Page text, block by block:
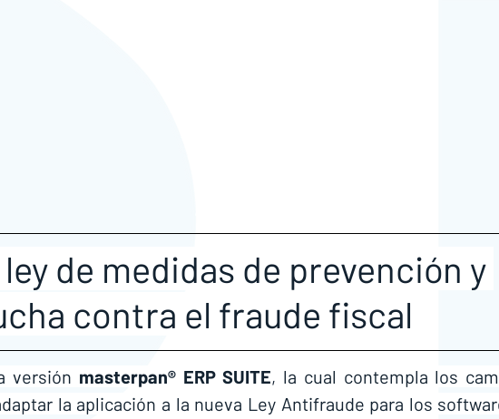
ley de medidas de prevención y
contra el fraude fiscal
versión masterpan® ERP SUITE, la cual contempla los
la aplicación a la nueva Ley Antifraude para los